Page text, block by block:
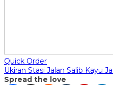
Quick Order
Ukiran Stasi Jalan Salib Kayu
Spread the love